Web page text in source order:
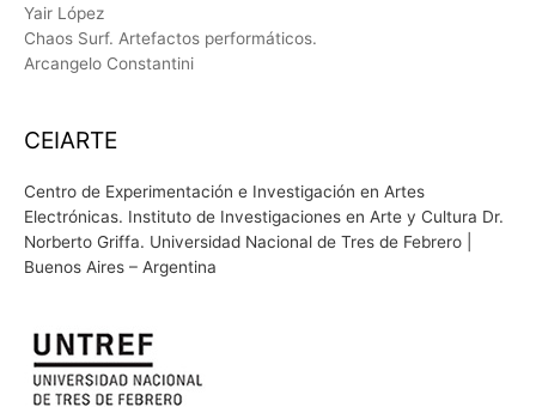
Yair López
Chaos Surf. Artefactos performáticos.
Arcangelo Constantini
CEIARTE
Centro de Experimentación e Investigación en Artes
Electrónicas. Instituto de Investigaciones en Arte y Cultura Dr.
Norberto Griffa. Universidad Nacional de Tres de Febrero |
Buenos Aires – Argentina